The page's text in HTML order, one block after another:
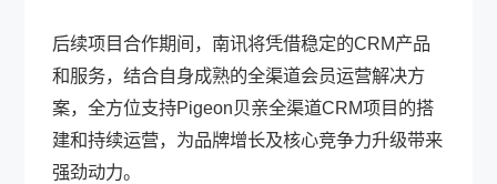
后续项目合作期间，南讯将凭借稳定的CRM产品
和服务，结合自身成熟的全渠道会员运营解决方
案，全方位支持Pigeon贝亲全渠道CRM项目的搭
建和持续运营，为品牌增长及核心竞争力升级带来
强劲动力。